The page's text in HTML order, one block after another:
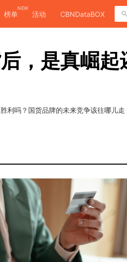
榜单
NEW
活动 CBNDataBOX
，是真崛起
利吗？国货品牌的未来竞争该往哪儿走